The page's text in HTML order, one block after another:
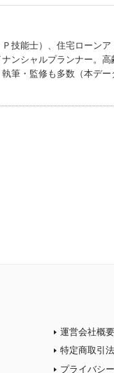
技能士）、住宅ローン
ンシャルプランナー。
筆・監修も多数（本デ
運営会社概要
特定商取引
プライバシ